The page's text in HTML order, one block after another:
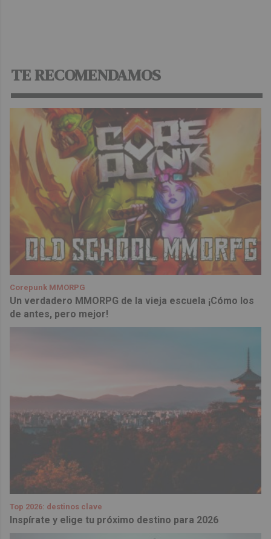
TE RECOMENDAMOS
Corepunk MMORPG
Un verdadero MMORPG de la vieja escuela ¡Cómo los
de antes, pero mejor!
Top 2026: destinos clave
Inspírate y elige tu próximo destino para 2026